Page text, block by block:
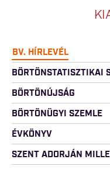
BV. HÍRLEVÉL
BÖRTÖNSTATISZTIKAI
BÖRTÖNÚJSÁG
BÖRTÖNÜGYI SZEMLE
ÉVKÖNYV
SZENT ADORJÁN